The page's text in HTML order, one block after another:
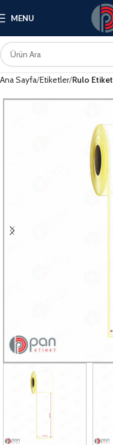
MENU
Ana Sayfa Etiketler Rulo Etiket